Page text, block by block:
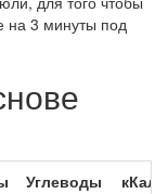
на 3 минуты под
Углеводы
кКал